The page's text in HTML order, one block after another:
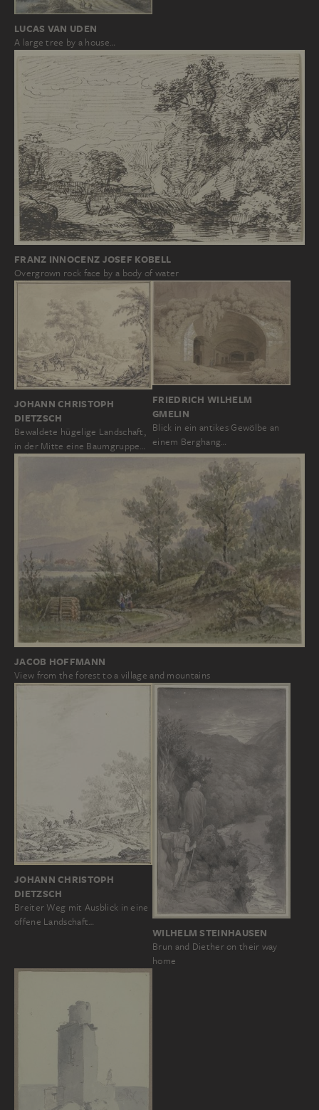
LUCAS VAN UDEN
A large tree by a house…
FRANZ INNOCENZ JOSEF KOBELL
Overgrown rock face by a body of water
JOHANN CHRISTOPH
DIETZSCH
Bewaldete hügelige Landschaft,
in der Mitte eine Baumgruppe…
FRIEDRICH WILHELM
GMELIN
Blick in ein antikes Gewölbe an
einem Berghang…
JACOB HOFFMANN
View from the forest to a village and mountains
JOHANN CHRISTOPH
DIETZSCH
Breiter Weg mit Ausblick in eine
offene Landschaft…
WILHELM STEINHAUSEN
Brun and Diether on their way
home